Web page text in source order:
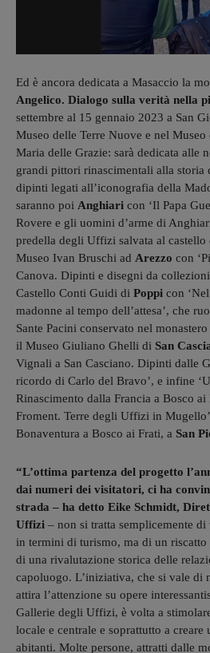
Ed è ancora dedicata a Masaccio la
Angelico. Dialogo sulla verità nella
settembre al 15 gennaio 2023 a San
Museo delle Terre Nuove e nel Museo
Maria delle Grazie: sarà dedicata alle
grandi pittori rinascimentali alla storia
dipinti legati all’iconografia della
saranno poi Anghiari con ‘Il Papa
Rovere e gli uomini d’arme di
predella degli Uffizi salvata al castello
Museo Ivan Bruschi ad Arezzo con
Canova. Dipinti e disegni da
Castello Conti Guidi di Poppi con
madonne al tempo dell’attesa’, che
Sante Pacini conservato nel
il Museo Giuliano Ghelli di San
Vignali a San Casciano. Dipinti dalle
ricordo di Carlo del Bravo’, e infine
Rinascimento dalla Francia a Bosco
Froment. Terre degli Uffizi in
Bonaventura a Bosco ai Frati, a San
“L’ottima partenza del progetto
dai numeri dei visitatori, ci ha
strada – ha detto Eike Schmidt,
Uffizi – non si tratta semplicemente
in termini di turismo, ma di un
di una rivalutazione storica delle
capoluogo. L’iniziativa, che si vale di
attira l’attenzione su opere
Gallerie degli Uffizi, è volta a
locale e centrale e soprattutto a
abitanti. Molte persone, attratti dalle